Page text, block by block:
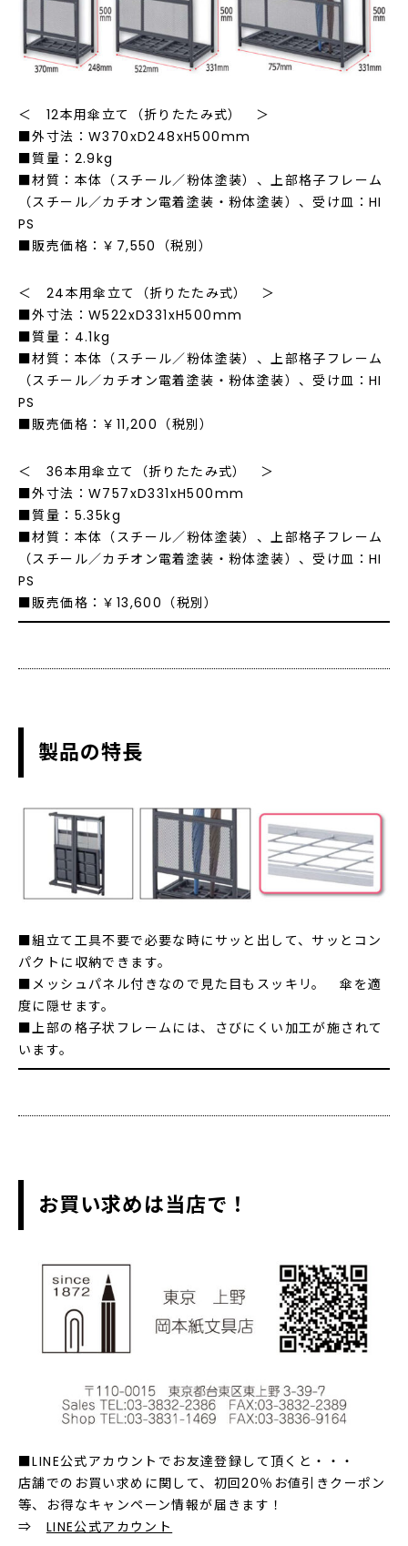
＜ 12本用傘立て（折りたたみ式） ＞
■外寸法：W370xD248xH500mm
■質量：2.9kg
■材質：本体（スチール／粉体塗装）、上部格子フレーム
（スチール／カチオン電着塗装・粉体塗装）、受け皿：HI
PS
■販売価格：￥7,550（税別）
＜ 24本用傘立て（折りたたみ式） ＞
■外寸法：W522xD331xH500mm
■質量：4.1kg
■材質：本体（スチール／粉体塗装）、上部格子フレーム
（スチール／カチオン電着塗装・粉体塗装）、受け皿：HI
PS
■販売価格：￥11,200（税別）
＜ 36本用傘立て（折りたたみ式） ＞
■外寸法：W757xD331xH500mm
■質量：5.35kg
■材質：本体（スチール／粉体塗装）、上部格子フレーム
（スチール／カチオン電着塗装・粉体塗装）、受け皿：HI
PS
■販売価格：￥13,600（税別）
製品の特長
■組立て工具不要で必要な時にサッと出して、サッとコン
パクトに収納できます。
■メッシュパネル付きなので見た目もスッキリ。 傘を適
度に隠せます。
■上部の格子状フレームには、さびにくい加工が施されて
います。
お買い求めは当店で！
■LINE公式アカウントでお友達登録して頂くと・・・
店舗でのお買い求めに関して、初回20％お値引きクーポン
等、お得なキャンペーン情報が届きます！
⇒ LINE公式アカウント